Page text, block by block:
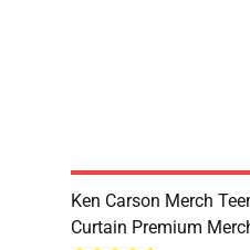
Ken Carson Merch
Curtain Premium